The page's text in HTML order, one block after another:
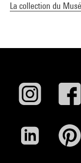
La collection du